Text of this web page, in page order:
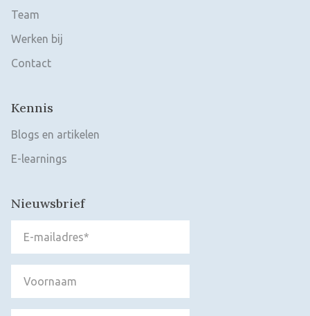
Team
Werken bij
Contact
Kennis
Blogs en artikelen
E-learnings
Nieuwsbrief